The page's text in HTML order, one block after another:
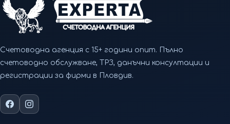
Счетоводна агенция с 15+ години опит. Пълно
счетоводно обслужване, ТРЗ, данъчни консултации и
регистрации за фирми в Пловдив.